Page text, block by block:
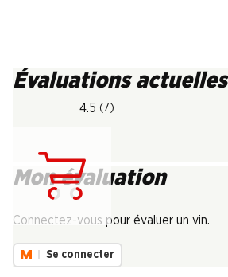
Évaluations actuelles
4.5 (7)
Mon évaluation
Connectez-vous pour évaluer un vin.
Se connecter